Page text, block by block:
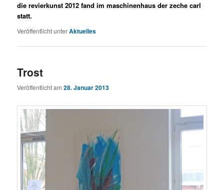
die revierkunst 2012 fand im maschinenhaus der zeche carl
statt.
Veröffentlicht unterAktuelles
Trost
Veröffentlicht am28. Januar 2013